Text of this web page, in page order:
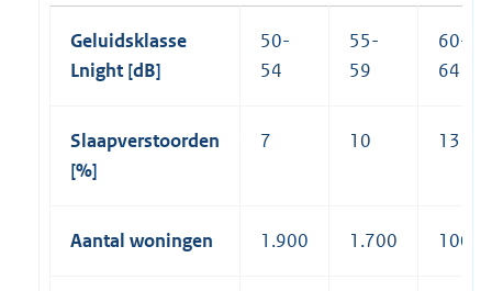
Geluidsklasse
Lnight [dB]
50-
54
55-
59
60-
64
Slaapverstoorden
[%]
7 10 13
Aantal woningen 1.900 1.700 100